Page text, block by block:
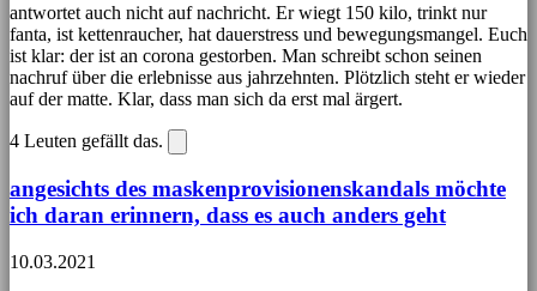
antwortet auch nicht auf nachricht. Er wiegt 150 kilo, trinkt nur
fanta, ist kettenraucher, hat dauerstress und bewegungsmangel. Euch
ist klar: der ist an corona gestorben. Man schreibt schon seinen
nachruf über die erlebnisse aus jahrzehnten. Plötzlich steht er wieder
auf der matte. Klar, dass man sich da erst mal ärgert.
4 Leuten gefällt das.
angesichts des maskenprovisionenskandals möchte
ich daran erinnern, dass es auch anders geht
10.03.2021